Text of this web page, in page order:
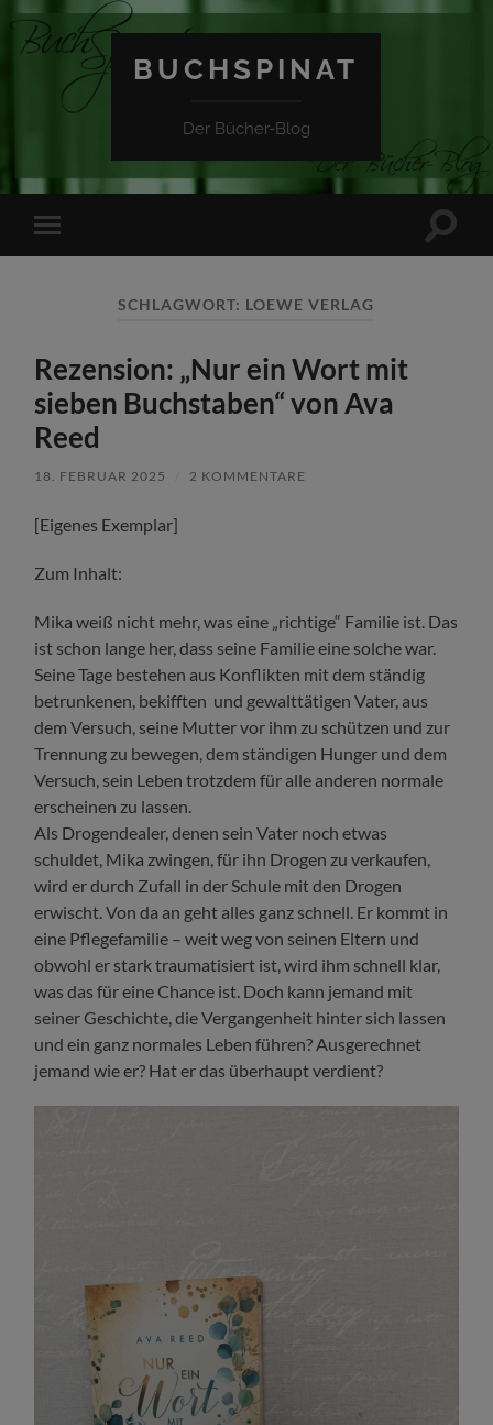
BUCHSPINAT
Der Bücher-Blog
Mobile-
Menü
SCHLAGWORT: LOEWE VERLAG
Rezension: „Nur ein Wort mit
sieben Buchstaben“ von Ava
Reed
18. FEBRUAR 2025 2 KOMMENTARE
[Eigenes Exemplar]
Zum Inhalt:
Mika weiß nicht mehr, was eine „richtige“ Familie ist. Das
ist schon lange her, dass seine Familie eine solche war.
Seine Tage bestehen aus Konflikten mit dem ständig
betrunkenen, bekifften und gewalttätigen Vater, aus
dem Versuch, seine Mutter vor ihm zu schützen und zur
Trennung zu bewegen, dem ständigen Hunger und dem
Versuch, sein Leben trotzdem für alle anderen normale
erscheinen zu lassen.
Als Drogendealer, denen sein Vater noch etwas
schuldet, Mika zwingen, für ihn Drogen zu verkaufen,
wird er durch Zufall in der Schule mit den Drogen
erwischt. Von da an geht alles ganz schnell. Er kommt in
eine Pflegefamilie – weit weg von seinen Eltern und
obwohl er stark traumatisiert ist, wird ihm schnell klar,
was das für eine Chance ist. Doch kann jemand mit
seiner Geschichte, die Vergangenheit hinter sich lassen
und ein ganz normales Leben führen? Ausgerechnet
jemand wie er? Hat er das überhaupt verdient?